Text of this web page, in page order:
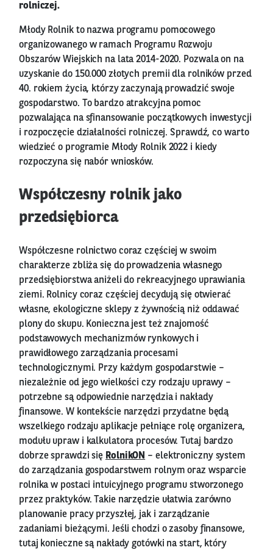
rolniczej.
Młody Rolnik to nazwa programu pomocowego
organizowanego w ramach Programu Rozwoju
Obszarów Wiejskich na lata 2014-2020. Pozwala on na
uzyskanie do 150.000 złotych premii dla rolników przed
40. rokiem życia, którzy zaczynają prowadzić swoje
gospodarstwo. To bardzo atrakcyjna pomoc
pozwalająca na sfinansowanie początkowych inwestycji
i rozpoczęcie działalności rolniczej. Sprawdź, co warto
wiedzieć o programie Młody Rolnik 2022 i kiedy
rozpoczyna się nabór wniosków.
Współczesny rolnik jako
przedsiębiorca
Współczesne rolnictwo coraz częściej w swoim
charakterze zbliża się do prowadzenia własnego
przedsiębiorstwa aniżeli do rekreacyjnego uprawiania
ziemi. Rolnicy coraz częściej decydują się otwierać
własne, ekologiczne sklepy z żywnością niż oddawać
plony do skupu. Konieczna jest też znajomość
podstawowych mechanizmów rynkowych i
prawidłowego zarządzania procesami
technologicznymi. Przy każdym gospodarstwie –
niezależnie od jego wielkości czy rodzaju uprawy –
potrzebne są odpowiednie narzędzia i nakłady
finansowe. W kontekście narzędzi przydatne będą
wszelkiego rodzaju aplikacje pełniące rolę organizera,
modułu upraw i kalkulatora procesów. Tutaj bardzo
dobrze sprawdzi się RolnikON – elektroniczny system
do zarządzania gospodarstwem rolnym oraz wsparcie
rolnika w postaci intuicyjnego programu stworzonego
przez praktyków. Takie narzędzie ułatwia zarówno
planowanie pracy przyszłej, jak i zarządzanie
zadaniami bieżącymi. Jeśli chodzi o zasoby finansowe,
tutaj konieczne są nakłady gotówki na start, który